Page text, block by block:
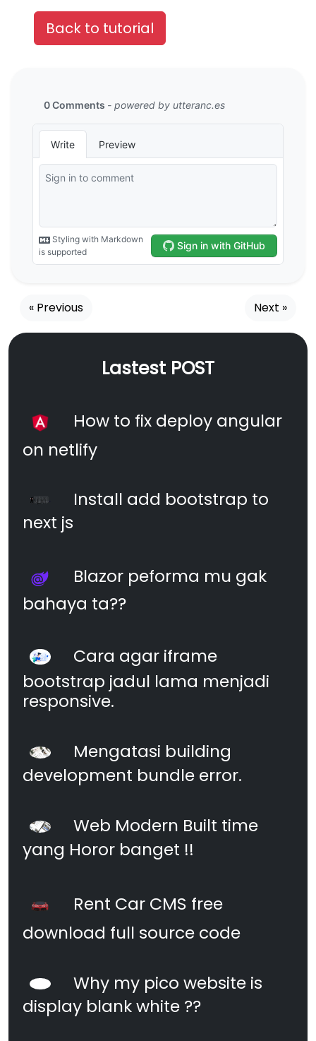
Back to tutorial
« Previous Next »
Lastest POST
How to fix deploy angular
on netlify
Install add bootstrap to
next js
Blazor peforma mu gak
bahaya ta??
Cara agar iframe
bootstrap jadul lama menjadi
responsive.
Mengatasi building
development bundle error.
Web Modern Built time
yang Horor banget !!
Rent Car CMS free
download full source code
Why my pico website is
display blank white ??